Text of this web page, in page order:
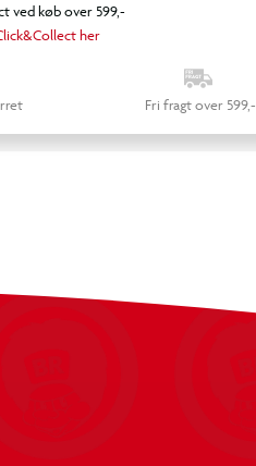
ved køb over 599,-
her
Fri fragt over 599,-